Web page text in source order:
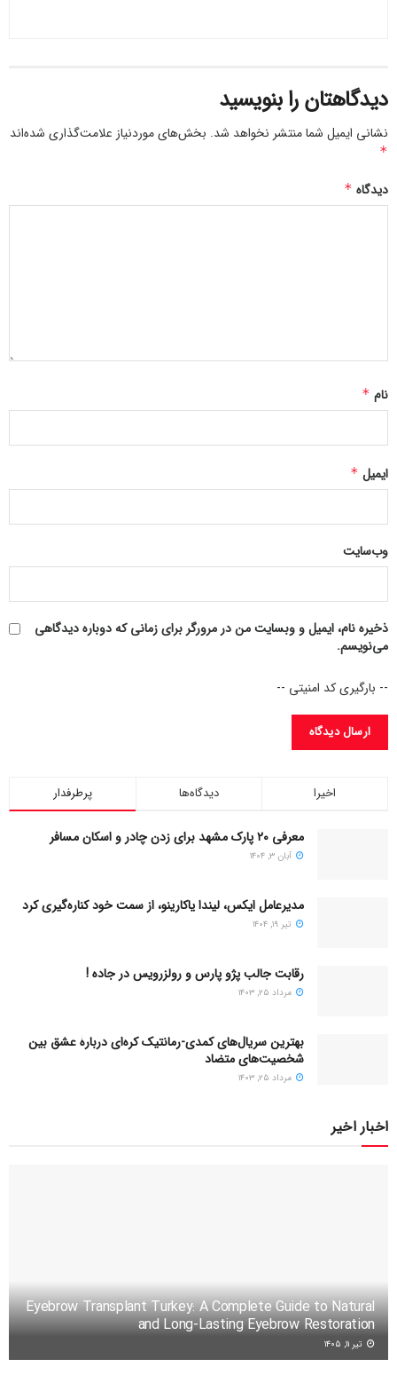
این گونه افراد بیشتر خود را به تظاهر به یک سلسله قیود وادار
می‌کنند. مردم عالِم که همان مقام علمی و شخصیت علمی آنها گواه
راستین آنهاست، احتیاجی نمی‌بینند که تظاهر کنند.
بیشتر به القاب و عناوین و تظاهر اهمیت می‌دهند.
دیدگاهتان را بنویسید
نشانی ایمیل شما منتشر نخواهد شد. بخش‌های موردنیاز علامت‌گذاری شده‌اند
*
دیدگاه*
نام*
ایمیل *
وب‌سایت
ذخیره نام، ایمیل و وبسایت من در مرورگر برای زمانی که دوباره دیدگاهی
می‌نویسم.
-- بارگیری کد امنیتی --
پرطرفدار دیدگاه‌ها اخیرا
معرفی ۲۰ پارک مشهد برای زدن چادر و اسکان مسافر
آبان ۳, ۱۴۰۴
مدیرعامل ایکس، لیندا یاکارینو، از سمت خود کناره‌گیری کرد
تیر ۱۹, ۱۴۰۴
رقابت جالب پژو پارس و رولزرویس در جاده !
مرداد ۲۵, ۱۴۰۳
بهترین سریال‌های کمدی-رمانتیک کره‌ای دربارۀ عشق بین
شخصیت‌های متضاد
مرداد ۲۵, ۱۴۰۳
اخبار اخیر
Eyebrow Transplant Turkey: A Complete Guide to Natural
and Long-Lasting Eyebrow Restoration
تیر ۱۱, ۱۴۰۵